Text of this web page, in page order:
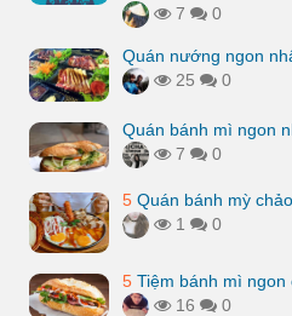
7
0
Quán nướng ngon
25
0
Quán bánh mì ngon
7
0
5 Quán bánh mỳ
1
0
5 Tiệm bánh mì ngon
16
0